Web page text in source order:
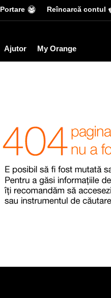
Portare Reîncarcă contul
Ajutor My Orange